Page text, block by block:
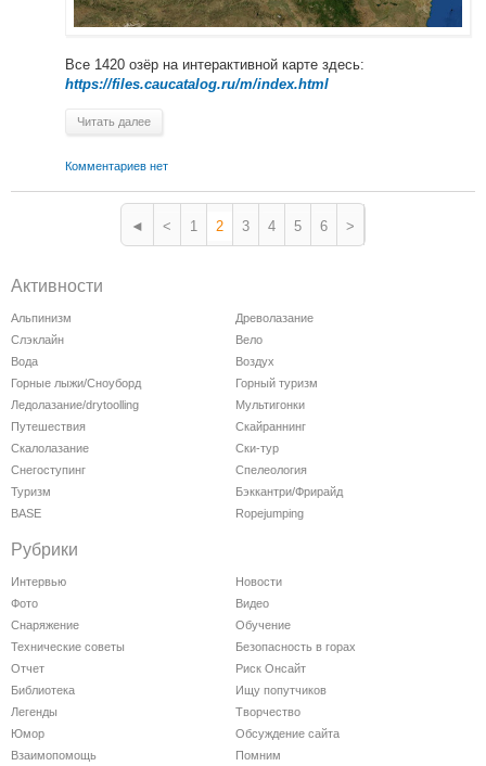
Все 1420 озёр на интерактивной карте здесь:
https://files.caucatalog.ru/m/index.html
Читать далее
Комментариев нет
◄ < 1 2 3 4 5 6 >
Активности
Альпинизм
Древолазание
Слэклайн
Вело
Вода
Воздух
Горные лыжи/Сноуборд
Горный туризм
Ледолазание/drytoolling
Мультигонки
Путешествия
Скайраннинг
Скалолазание
Ски-тур
Снегоступинг
Спелеология
Туризм
Бэккантри/Фрирайд
BASE
Ropejumping
Рубрики
Интервью
Новости
Фото
Видео
Снаряжение
Обучение
Технические советы
Безопасность в горах
Отчет
Риск Онсайт
Библиотека
Ищу попутчиков
Легенды
Творчество
Юмор
Обсуждение сайта
Взаимопомощь
Помним